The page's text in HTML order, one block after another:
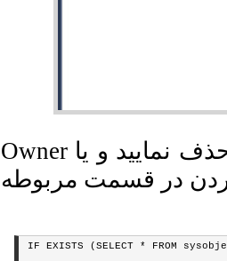
در صورتی که با کد مرحله ابتدایی نتوانستید یوزر دیتابیس را حذف نمایید و یا Owner
کردن در قسمت مربوطه
IF EXISTS (SELECT * FROM